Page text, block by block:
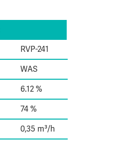
RVP-241
WAS
6.12 %
74 %
0,35 m³/h